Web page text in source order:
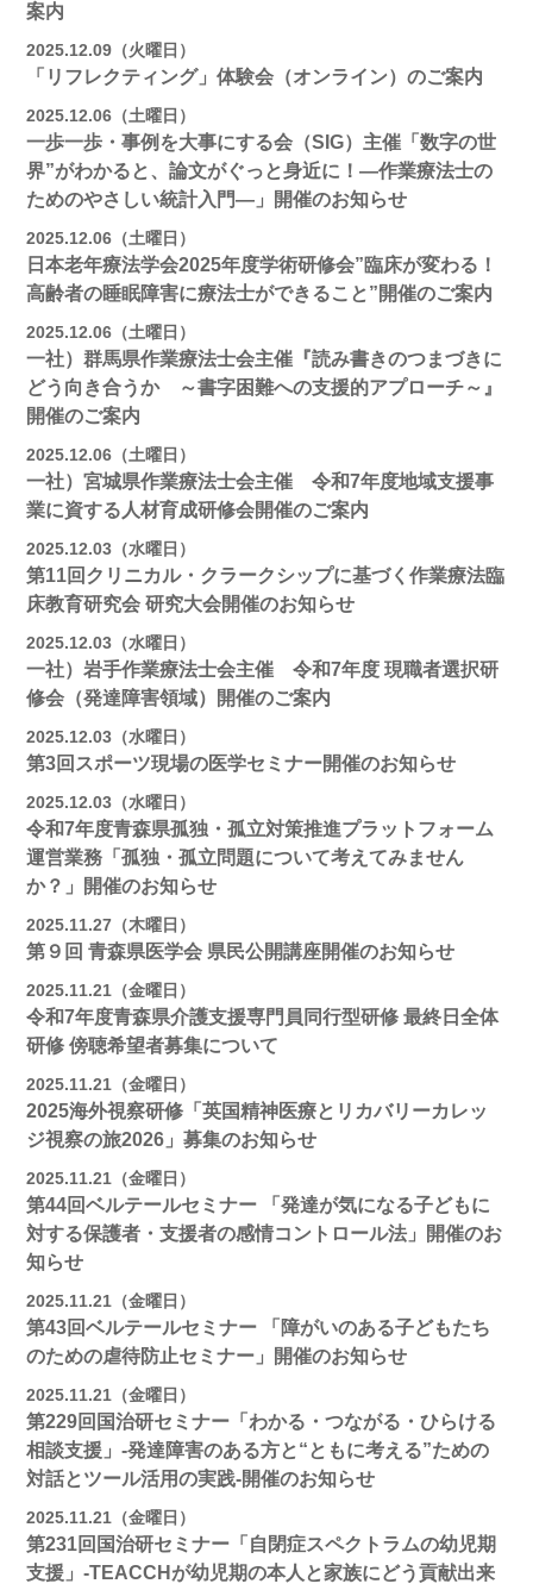
案内
2025.12.09（火曜日）
「リフレクティング」体験会（オンライン）のご案内
2025.12.06（土曜日）
一歩一歩・事例を大事にする会（SIG）主催「数字の世
界”がわかると、論文がぐっと身近に！―作業療法士の
ためのやさしい統計入門―」開催のお知らせ
2025.12.06（土曜日）
日本老年療法学会2025年度学術研修会”臨床が変わる！
高齢者の睡眠障害に療法士ができること”開催のご案内
2025.12.06（土曜日）
一社）群馬県作業療法士会主催『読み書きのつまづきに
どう向き合うか ～書字困難への支援的アプローチ～』
開催のご案内
2025.12.06（土曜日）
一社）宮城県作業療法士会主催 令和7年度地域支援事
業に資する人材育成研修会開催のご案内
2025.12.03（水曜日）
第11回クリニカル・クラークシップに基づく作業療法臨
床教育研究会 研究大会開催のお知らせ
2025.12.03（水曜日）
一社）岩手作業療法士会主催 令和7年度 現職者選択研
修会（発達障害領域）開催のご案内
2025.12.03（水曜日）
第3回スポーツ現場の医学セミナー開催のお知らせ
2025.12.03（水曜日）
令和7年度青森県孤独・孤立対策推進プラットフォーム
運営業務「孤独・孤立問題について考えてみません
か？」開催のお知らせ
2025.11.27（木曜日）
第９回 青森県医学会 県民公開講座開催のお知らせ
2025.11.21（金曜日）
令和7年度青森県介護支援専門員同行型研修 最終日全体
研修 傍聴希望者募集について
2025.11.21（金曜日）
2025海外視察研修「英国精神医療とリカバリーカレッ
ジ視察の旅2026」募集のお知らせ
2025.11.21（金曜日）
第44回ベルテールセミナー 「発達が気になる子どもに
対する保護者・支援者の感情コントロール法」開催のお
知らせ
2025.11.21（金曜日）
第43回ベルテールセミナー 「障がいのある子どもたち
のための虐待防止セミナー」開催のお知らせ
2025.11.21（金曜日）
第229回国治研セミナー「わかる・つながる・ひらける
相談支援」-発達障害のある方と“ともに考える”ための
対話とツール活用の実践-開催のお知らせ
2025.11.21（金曜日）
第231回国治研セミナー「自閉症スペクトラムの幼児期
支援」-TEACCHが幼児期の本人と家族にどう貢献出来